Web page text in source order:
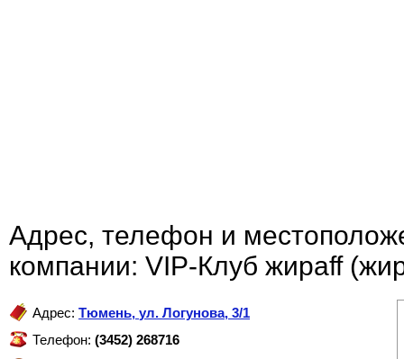
Адрес, телефон и
компании: VIP-Клуб жираff
Адрес: Тюмень, ул. Логунова, 3/1
Телефон: (3452) 268716